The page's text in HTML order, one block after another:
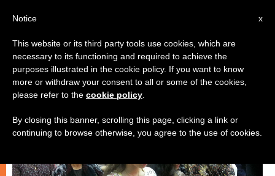
كنيسة محليّة
x
Notice
This website or its third party tools use cookies, which are
necessary to its functioning and required to achieve the
purposes illustrated in the cookie policy. If you want to know
more or withdraw your consent to all or some of the cookies,
please refer to the cookie policy
By closing this banner, scrolling this page, clicking a link or
continuing to browse otherwise, you agree to the use of cookies.